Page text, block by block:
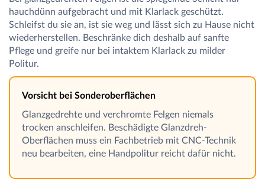
hauchdünn aufgebracht und mit Klarlack geschützt.
Schleifst du sie an, ist sie weg und lässt sich zu Hause nicht
wiederherstellen. Beschränke dich deshalb auf sanfte
Pflege und greife nur bei intaktem Klarlack zu milder
Politur.
Vorsicht bei Sonderoberflächen
Glanzgedrehte und verchromte Felgen niemals
trocken anschleifen. Beschädigte Glanzdreh-
Oberflächen muss ein Fachbetrieb mit CNC-Technik
neu bearbeiten, eine Handpolitur reicht dafür nicht.